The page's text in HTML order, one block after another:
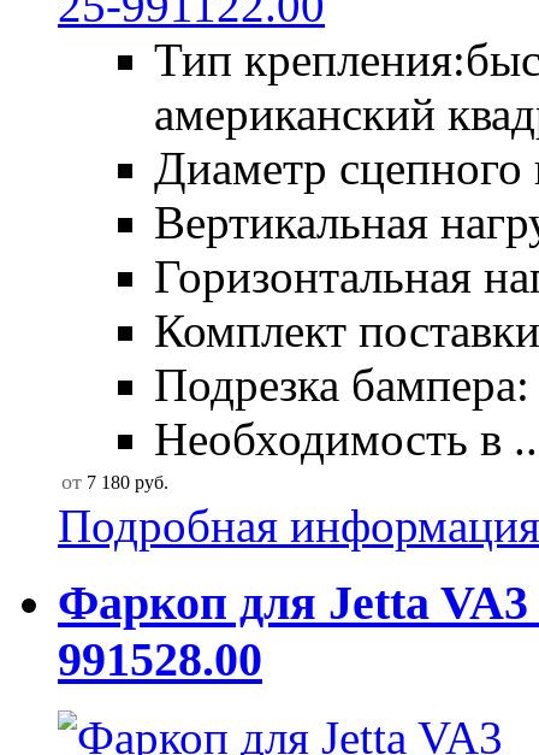
Тип
американский
Диаметр
Вертикальная
Горизонтальная
Комплект
Подрезка
Необходимость в
от 7 180 руб.
Подробная информация
Фаркоп для Jetta
991528.00